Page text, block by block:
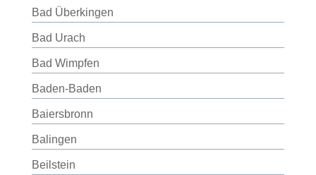
Bad Überkingen
Bad Urach
Bad Wimpfen
Baden-Baden
Baiersbronn
Balingen
Beilstein